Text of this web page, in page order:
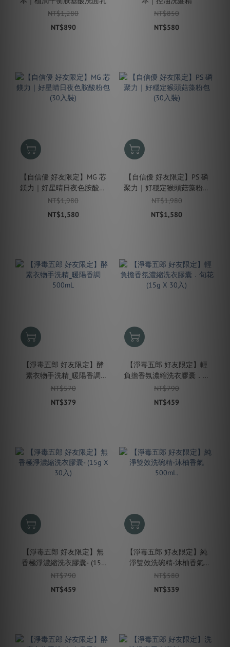
NT$1,280
NT$890
NT$850
NT$580
【自信優 好友限定】MG 芯
鎂力｜好星晴日夜色胺酸粉
包 (30入裝)
NT$1,980
NT$1,580
【自信優 好友限定】PS 磷
聚力｜好穩定猴頭菇藻粉包
(30入裝)
NT$1,980
NT$1,580
【淨毒五郎 好友限定】酵
素衣物手洗精_暖陽香調
500mL
NT$570
NT$379
【淨毒五郎 好友限定】輕
負擔香氛濃縮洗衣膠囊．旬
花(15g X 30入)
NT$790
NT$459
【淨毒五郎 好友限定】無
香極淨濃縮洗衣膠囊- (15g
X 30入)
NT$790
NT$459
【淨毒五郎 好友限定】純
淨雙效洗碗精-沐柚香氣
500mL.
NT$580
NT$339